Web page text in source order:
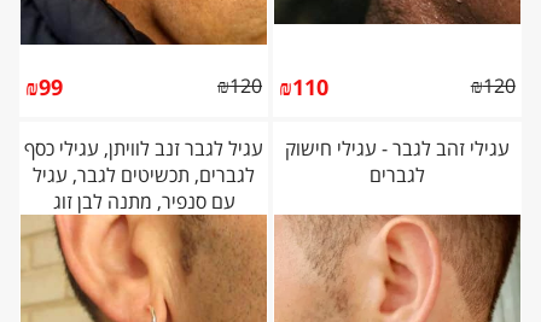
₪120
₪110
₪120
₪99
עגילי זהב לגבר - עגילי חישוק
לגברים
עגיל לגבר זנב לוויתן, עגילי כסף
לגברים, תכשיטים לגבר, עגיל
עם סנפיר, מתנה לבן זוג